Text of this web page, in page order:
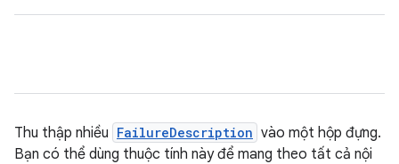
Thu thập nhiều FailureDescription vào một hộp đựng.
Bạn có thể dùng thuộc tính này để mang theo tất cả nội